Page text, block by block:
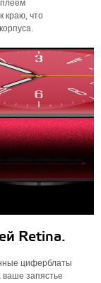
краю, что
Retina.
циферблаты
ваше запястье